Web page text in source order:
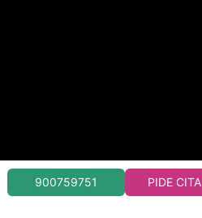
900759751 PIDE CITA